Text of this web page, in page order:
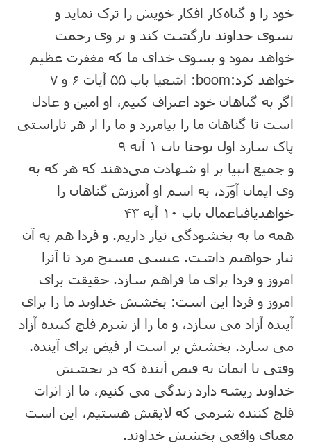
خود را و گناه‌کار افکار خویش‌ را ترک‌ نماید و
بسوی‌ خداوند بازگشت‌ کند و بر وی‌ رحمت‌
خواهد نمود و بسوی‌ خدای‌ ما که‌ مغفرت‌ عظیم‌
خواهد کرد:boom:
اشعیا باب ۵۵ آیات ۶ و ۷
اگر به گناهان خود اعتراف کنیم، او امین و عادل
است تا گناهان ما را بیامرزد و ما را از هر ناراستی
پاک سازد اول یوحنا باب ۱ آیه ۹
و جمیع انبیا بر او شهادت می‌دهند که هر که به
وی ایمان آوَرَد، به اسم او آمرزش گناهان را
خواهدیافتاعمال باب ۱۰ آیه ۴۳
همه ما به بخشودگی نیاز داریم. و فردا هم به آن
نیاز خواهیم داشت. عیسی مسیح مرد تا آنرا
امروز و فردا برای ما فراهم سازد. حقیقت برای
امروز و فردا این است: بخشش خداوند ما را برای
آینده آزاد می سازد، و ما را از شرم فلج کننده آزاد
می سازد. بخشش پر است از فیض برای آینده.
وقتی با ایمان به فیض آینده که در بخشش
خداوند ریشه دارد زندگی می کنیم، ما از اثرات
فلج کننده شرمی که لایقش هستیم، این است
معنای واقعی بخشش خداوند.